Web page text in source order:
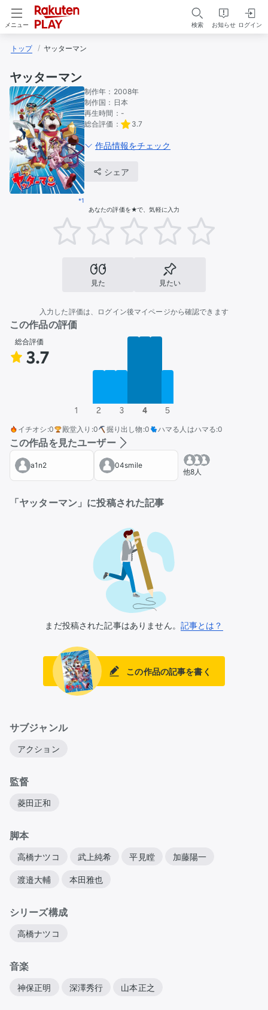
メニュー 検索 お知らせ ログイン
トップ ヤッターマン
ヤッターマン
*1
制作年： 2008年
制作国： 日本
再生時間： -
総合評価：
3.7
作品情報をチェック
シェア
あなたの評価を★で、気軽に入力
見た 見たい
入力した評価は、ログイン後マイページから確認できます
この作品の評価
総合評価
3.7
1 2 3 4 5
イチオシ :0 殿堂入り :0 掘り出し物 :0 ハマる人はハマる:0
この作品を見たユーザー
a1n2 04smile
他8人
「ヤッターマン」に投稿された記事
まだ投稿された記事はありません。 記事とは？
この作品の記事を書く
サブジャンル
アクション
監督
菱田正和
脚本
高橋ナツコ 武上純希 平見瞠 加藤陽一
渡邉大輔 本田雅也
シリーズ構成
高橋ナツコ
音楽
神保正明 深澤秀行 山本正之